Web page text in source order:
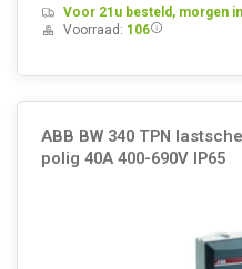
Voor 21u besteld, morgen
Voorraad: 106
ABB BW 340 TPN
polig 40A 400-690V IP65